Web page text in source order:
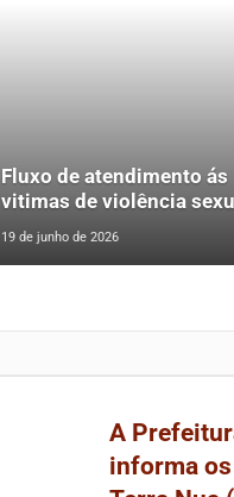
Fluxo de atendimento ás
vitimas de violência
19 de junho de 2026
A
informa